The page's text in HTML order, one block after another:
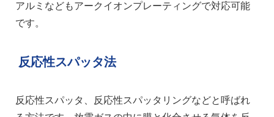
アルミなどもアークイオンプレーティングで対応可能
です。
反応性スパッタ法
反応性スパッタ、反応性スパッタリングなどと呼ばれ